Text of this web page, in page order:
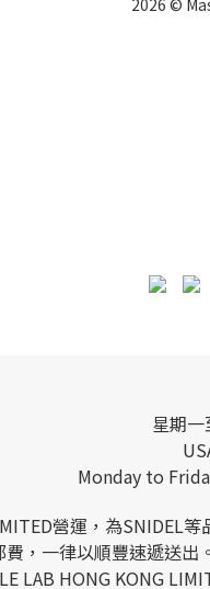
2026 ©
星期
Monday to
營運，為
，一律以順豐速遞送
LAB HONG KONG